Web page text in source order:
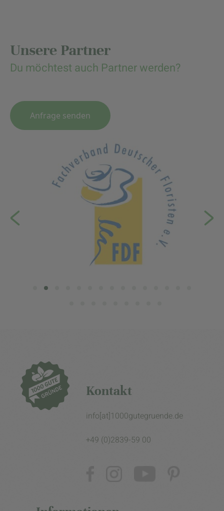
Unsere Partner
Du möchtest auch Partner werden?
Anfrage senden
Kontakt
info[at]1000gutegruende.de
+49 (0)2839-59 00